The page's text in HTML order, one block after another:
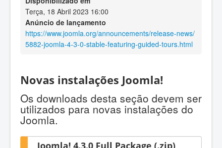
Terça, 18 Abril 2023 16:00
Anúncio de lançamento
https://www.joomla.org/announcements/release-news/
5882-joomla-4-3-0-stable-featuring-guided-tours.html
Novas instalações Joomla!
Os downloads desta seção devem ser
utilizados para novas instalações do
Joomla.
Joomla! 4.3.0 Full Package (.zip)